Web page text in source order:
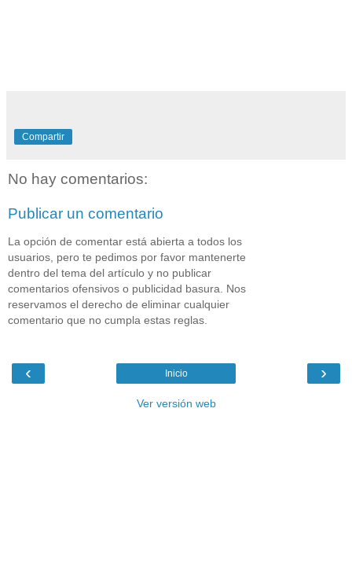
Compartir
No hay comentarios:
Publicar un comentario
La opción de comentar está abierta a todos los
usuarios, pero te pedimos por favor mantenerte
dentro del tema del artículo y no publicar
comentarios ofensivos o publicidad basura. Nos
reservamos el derecho de eliminar cualquier
comentario que no cumpla estas reglas.
‹ ›
Inicio
Ver versión web